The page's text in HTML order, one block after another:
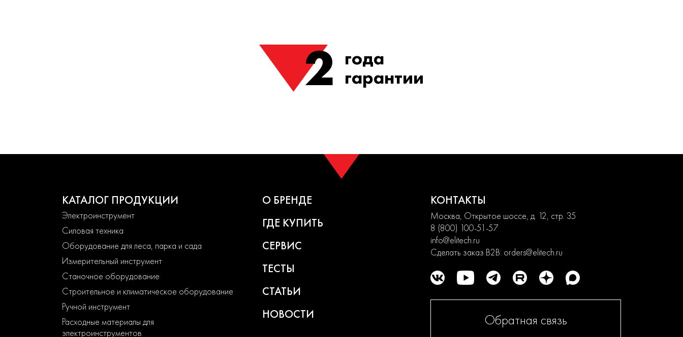
2 года
гарантии
КАТАЛОГ ПРОДУКЦИИ
Электроинструмент
Силовая техника
Оборудование для леса, парка и сада
Измерительный инструмент
Станочное оборудование
Строительное и климатическое оборудование
Ручной инструмент
Расходные материалы для
электроинструментов
О БРЕНДЕ
ГДЕ КУПИТЬ
СЕРВИС
ТЕСТЫ
СТАТЬИ
НОВОСТИ
КОНТАКТЫ
Москва, Открытое шоссе, д. 12, стр. 35
8 (800) 100-51-57
info@elitech.ru
Сделать заказ B2B: orders@elitech.ru
Обратная связь